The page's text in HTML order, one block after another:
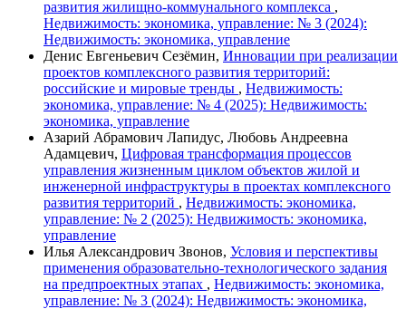
развития жилищно-коммунального комплекса ,
Недвижимость: экономика, управление: № 3 (2024):
Недвижимость: экономика, управление
Денис Евгеньевич Сезёмин, Инновации при реализации
проектов комплексного развития территорий:
российские и мировые тренды , Недвижимость:
экономика, управление: № 4 (2025): Недвижимость:
экономика, управление
Азарий Абрамович Лапидус, Любовь Андреевна
Адамцевич, Цифровая трансформация процессов
управления жизненным циклом объектов жилой и
инженерной инфраструктуры в проектах комплексного
развития территорий , Недвижимость: экономика,
управление: № 2 (2025): Недвижимость: экономика,
управление
Илья Александрович Звонов, Условия и перспективы
применения образовательно-технологического задания
на предпроектных этапах , Недвижимость: экономика,
управление: № 3 (2024): Недвижимость: экономика,